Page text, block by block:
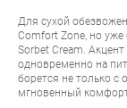
Для сухой
Comfort Zone, но
Sorbet Cream.
одновременно на
борется не только
мгновенный